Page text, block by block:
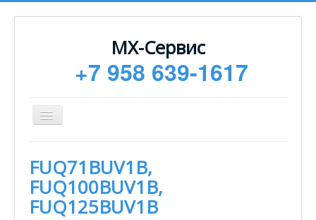
МХ-Сервис
+7 958 639-1617
Toggle
Navigation
Монтаж
Сервисное обслуживание
FUQ71BUV1B,
FUQ100BUV1B,
FUQ125BUV1B